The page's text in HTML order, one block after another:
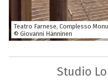
Teatro Farnese, Complesso
© Giovanni Hänninen
Studio